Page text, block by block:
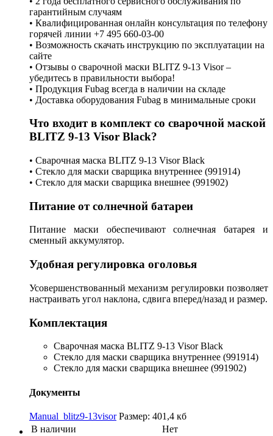
гарантийным случаям
• Квалифицированная онлайн консультация по телефону
горячей линии +7 495 660-03-00
• Возможность скачать инструкцию по эксплуатации на
сайте
• Отзывы о сварочной маски BLITZ 9-13 Visor –
убедитесь в правильности выбора!
• Продукция Fubag всегда в наличии на складе
• Доставка оборудования Fubag в минимальные сроки
Что входит в комплект со сварочной маской
BLITZ 9-13 Visor Black?
• Сварочная маска BLITZ 9-13 Visor Black
• Стекло для маски сварщика внутреннее (991914)
• Стекло для маски сварщика внешнее (991902)
Питание от солнечной батареи
Питание маски обеспечивают солнечная батарея и
сменный аккумулятор.
Удобная регулировка оголовья
Усовершенствованный механизм регулировки позволяет
настраивать угол наклона, сдвига вперед/назад и размер.
Комплектация
Сварочная маска BLITZ 9-13 Visor Black
Стекло для маски сварщика внутреннее (991914)
Стекло для маски сварщика внешнее (991902)
Документы
Manual_blitz9-13visor Размер: 401,4 кб
В наличии
Нет